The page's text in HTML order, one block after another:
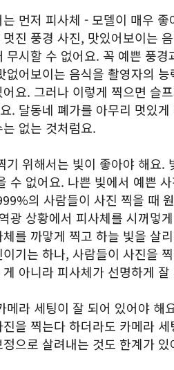
먼저 피사체 - 모델이 매우
진 풍경 사진, 맛있어보이는
무시할 수 없어요. 꼭 예쁜 풍경
없어보이는 음식을 촬영자의
요. 그러나 이렇게 찍으면 슬
. 달동네 폐가를 아무리 멋있
없는 것처럼요.
기 위해서는 빛이 좋아야 해요.
수 없어요. 나쁜 빛에서 예쁜
의 사람들이 사진 찍을 때
광 상황에서 피사체를 시꺼멓
를 까맣게 찍고 하늘 빛을 살
기는 하나, 사람들이 사진을
아니라 피사체가 선명하게
메라 세팅이 잘 되어 있어야 해
을 찍는다 하더라도 카메라
으로 살려내는 것도 한계가 있